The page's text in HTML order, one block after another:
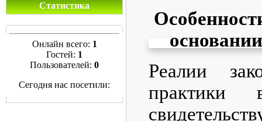
Статистика
Онлайн всего: 1
Гостей: 1
Пользователей: 0
Сегодня нас посетили:
Реалии